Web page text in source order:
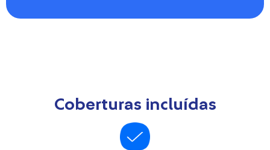
Coberturas incluídas